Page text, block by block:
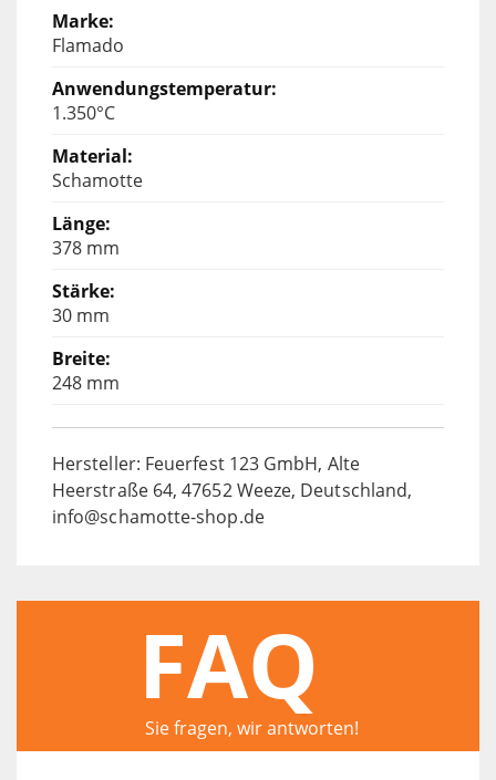
Flamado
1.350°C
Schamotte
378 mm
30 mm
248 mm
Hersteller: Feuerfest 123 GmbH, Alte
Heerstraße 64, 47652 Weeze, Deutschland,
info@schamotte-shop.de
FAQ
Sie fragen, wir antworten!